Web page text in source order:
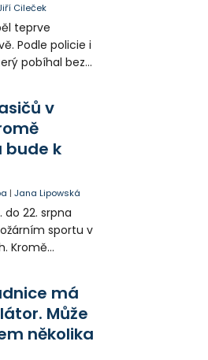
Cileček
teprve
Podle policie i
pobíhal bez
policie, která
v
bude k
|Jana Lipowská
22. srpna
sportu v
Kromě
má
Může
několika